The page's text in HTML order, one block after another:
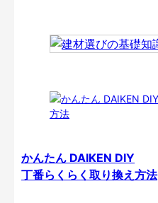
かんたん DAIKEN DIY
丁番らくらく取り換え方法